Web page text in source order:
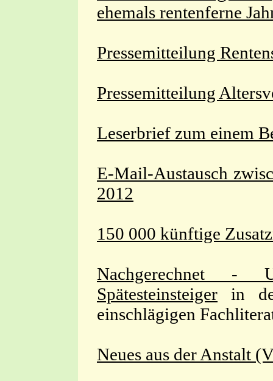
ehemals rentenferne
Pressemitteilung
Pressemitteilung
Leserbrief zum einem
E-Mail-Austausch
2012
150 000 künftige
Nachgerechnet -
Spätesteinsteiger in
einschlägigen
Neues aus der Anstalt